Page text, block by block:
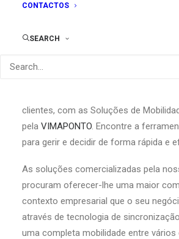
CONTACTOS
SEARCH
clientes, com as Soluções de
pela VIMAPONTO. Encontre a
para gerir e decidir de forma rápida e
As soluções comercializadas pela
procuram oferecer-lhe uma maior
contexto empresarial que o seu
através de tecnologia de
uma completa mobilidade entre vários